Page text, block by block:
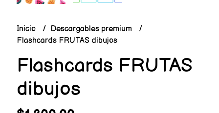
Inicio
Descargables premium
Flashcards FRUTAS dibujos
Flashcards FRUTAS
dibujos